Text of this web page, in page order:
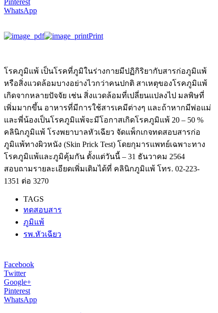
WhatsApp
Print
โรคภูมิแพ้ เป็นโรคที่ภูมิในร่างกายมีปฏิกิริยากับสารก่อภูมิแพ้
หรือสิ่งแวดล้อมบางอย่างไวกว่าคนปกติ สาเหตุของโรคภูมิแพ้
เกิดจากหลายปัจจัย เช่น สิ่งแวดล้อมที่เปลี่ยนแปลงไป มลพิษที่
เพิ่มมากขึ้น อาหารที่มีการใช้สารเคมีต่างๆ และถ้าหากมีพ่อแม่
และพี่น้องเป็นโรคภูมิแพ้จะมีโอกาสเกิดโรคภูมิแพ้ 20 – 50 %
คลินิกภูมิแพ้ โรงพยาบาลหัวเฉียว จัดแพ็กเกจทดสอบสารก่อ
ภูมิแพ้ทางผิวหนัง (Skin Prick Test) โดยกุมารแพทย์เฉพาะทาง
โรคภูมิแพ้และภูมิคุ้มกัน ตั้งแต่วันนี้ – 31 ธันวาคม 2564
สอบถามรายละเอียดเพิ่มเติมได้ที่ คลินิกภูมิแพ้ โทร. 02-223-
1351 ต่อ 3270
TAGS
ทดสอบสาร
ภูมิแพ้
รพ.หัวเฉียว
Facebook
Twitter
Google+
Pinterest
WhatsApp